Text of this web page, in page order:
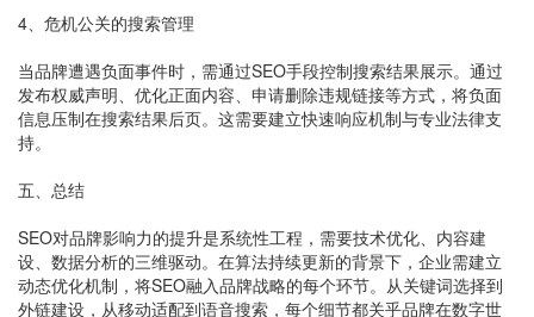
4、危机公关的搜索管理
当品牌遭遇负面事件时，需通过SEO手段控制搜索结果展示。通过
发布权威声明、优化正面内容、申请删除违规链接等方式，将负面
信息压制在搜索结果后页。这需要建立快速响应机制与专业法律支
持。
五、总结
SEO对品牌影响力的提升是系统性工程，需要技术优化、内容建
设、数据分析的三维驱动。在算法持续更新的背景下，企业需建立
动态优化机制，将SEO融入品牌战略的每个环节。从关键词选择到
外链建设，从移动适配到语音搜索，每个细节都关乎品牌在数字世